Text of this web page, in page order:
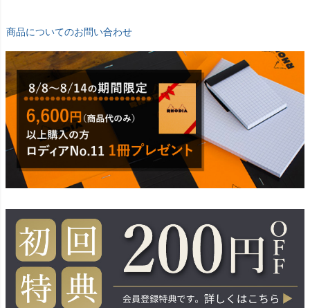
商品についてのお問い合わせ